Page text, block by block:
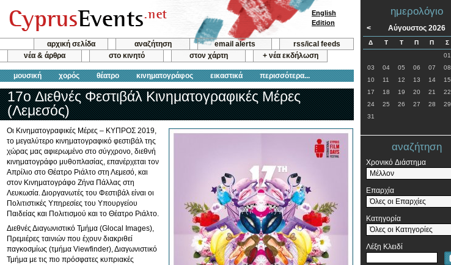
αρχική σελίδα αναζήτηση email alerts
rss/ical feeds
νέα & άρθρα
στο κινητό στον χάρτη + νέα εκδήλωση
μουσική χορός θέατρο κινηματογράφος εικαστικά περισσότερα...
English
Edition
17o Διεθνές Φεστιβάλ Κινηματογραφικές Μέρες
(Λεμεσός)
Oι Κινηματογραφικές Μέρες – ΚΥΠΡΟΣ 2019,
το μεγαλύτερο κινηματογραφικό φεστιβάλ της
χώρας μας αφιερωμένο στο σύγχρονο, διεθνή
κινηματογράφο μυθοπλασίας, επανέρχεται τον
Απρίλιο στο Θέατρο Ριάλτο στη Λεμεσό, και
στον Κινηματογράφο Ζήνα Πάλλας στη
Λευκωσία. Διοργανωτές του Φεστιβάλ είναι οι
Πολιτιστικές Υπηρεσίες του Υπουργείου
Παιδείας και Πολιτισμού και το Θέατρο Ριάλτο.
Διεθνές Διαγωνιστικό Τμήμα (Glocal Images),
Πρεμιέρες ταινιών που έχουν διακριθεί
παγκοσμίως (τμήμα Viewfinder), Διαγωνιστικό
Τμήμα με τις πιο πρόσφατες κυπριακές
ημερολόγιο
< Αύγουστος 2026
Δ Τ Τ Π Π Σ
01
03
04 05 06 07 08
10
11 12 13 14 15
17
18 19 20 21 22
24
25 26 27 28 29
31
αναζήτηση
Χρονικό Διάστημα
Επαρχία
Κατηγορία
Λέξη Κλειδί